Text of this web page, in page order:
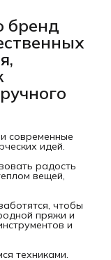
бренд
современные
идей.
радость
вещей,
чтобы
пряжи и
и
техниками.